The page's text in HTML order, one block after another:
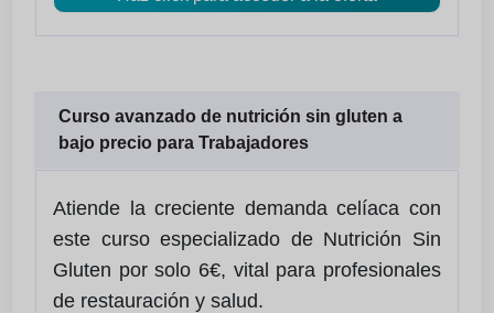
Curso avanzado de nutrición sin gluten a
bajo precio para Trabajadores
Atiende la creciente demanda celíaca con
este curso especializado de Nutrición Sin
Gluten por solo 6€, vital para profesionales
de restauración y salud.